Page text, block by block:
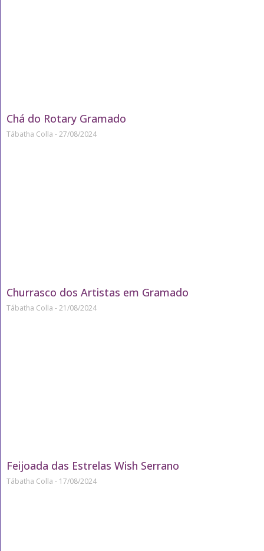
Chá do Rotary Gramado
Tábatha Colla 27/08/2024
Churrasco dos Artistas em Gramado
Tábatha Colla 21/08/2024
Feijoada das Estrelas Wish Serrano
Tábatha Colla 17/08/2024